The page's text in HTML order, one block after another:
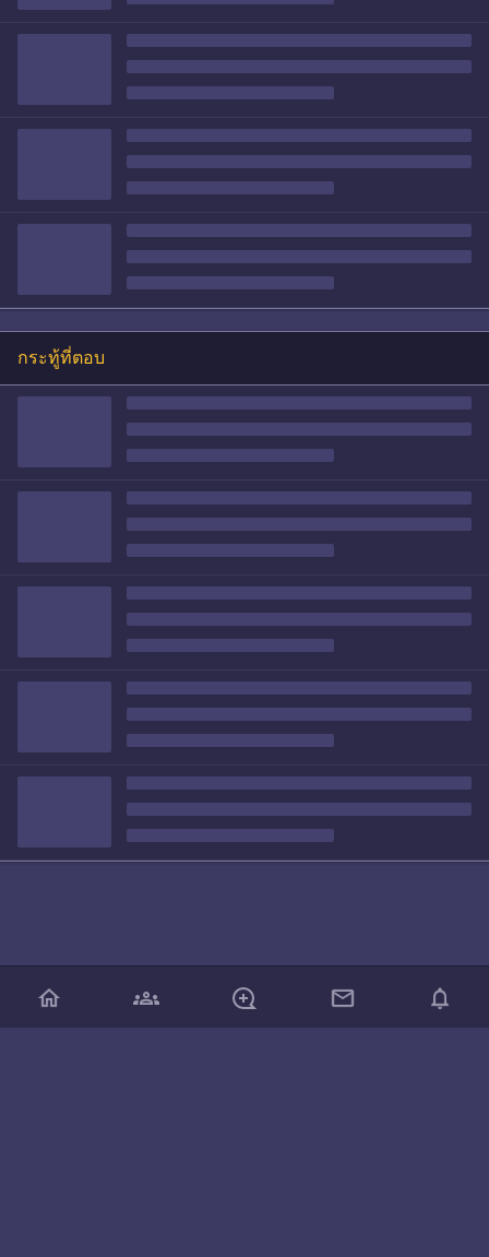
กระทู้ที่ตอบ